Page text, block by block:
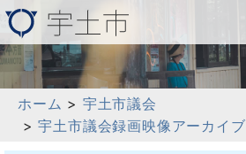
ホーム > 宇土市議会
>宇土市議会録画映像アーカイブ